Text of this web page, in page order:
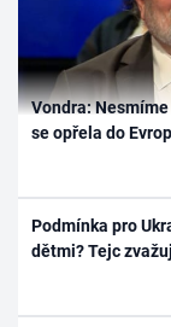
Vondra:
se opřela do
Podmínka pro
dětmi? Tejc